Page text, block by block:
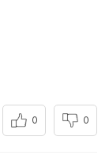
0 0